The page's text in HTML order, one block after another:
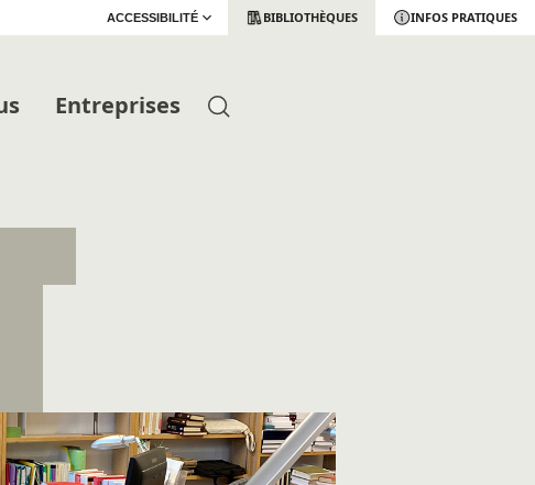
ACCESSIBILITÉ BIBLIOTHÈQUES INFOS PRATIQUES
Entreprises